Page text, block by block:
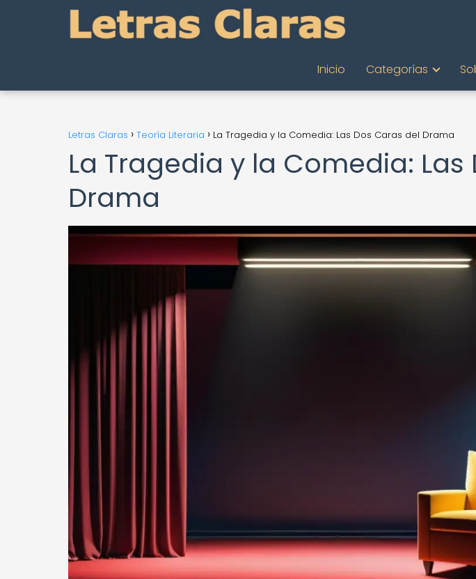
Inicio Categorías
Letras Claras Teoría Literaria La Tragedia y la Comedia: Las Dos Caras del Drama
La Tragedia y la Comedia: Las
Drama